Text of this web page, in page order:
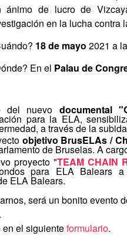
ánimo de lucro de
en la lucha contra
18 de mayo 2021 a
En el Palau de
del nuevo documental
para la ELA,
a través de la
objetivo BrusELAs /
de Bruselas. A
proyecto "TEAM CHAIN
para ELA Balears
ELA Balears.
será un bonito evento
en el siguienteformulario.